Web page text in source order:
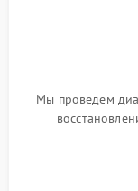
Мы проведем